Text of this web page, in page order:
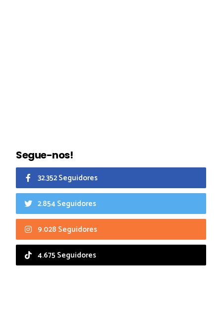
Segue-nos!
32.352 Seguidores
2.854 Seguidores
9.028 Seguidores
4.675 Seguidores